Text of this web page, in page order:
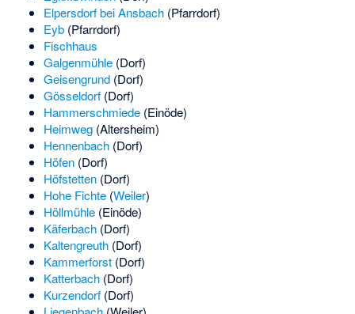
Elpersdorf bei Ansbach(Pfarrdorf)
Eyb(Pfarrdorf)
Fischhaus
Galgenmühle(Dorf)
Geisengrund(Dorf)
Gösseldorf(Dorf)
Hammerschmiede(Einöde)
Heimweg(Altersheim)
Hennenbach(Dorf)
Höfen(Dorf)
Höfstetten(Dorf)
Hohe Fichte(Weiler)
Höllmühle(Einöde)
Käferbach(Dorf)
Kaltengreuth(Dorf)
Kammerforst(Dorf)
Katterbach(Dorf)
Kurzendorf(Dorf)